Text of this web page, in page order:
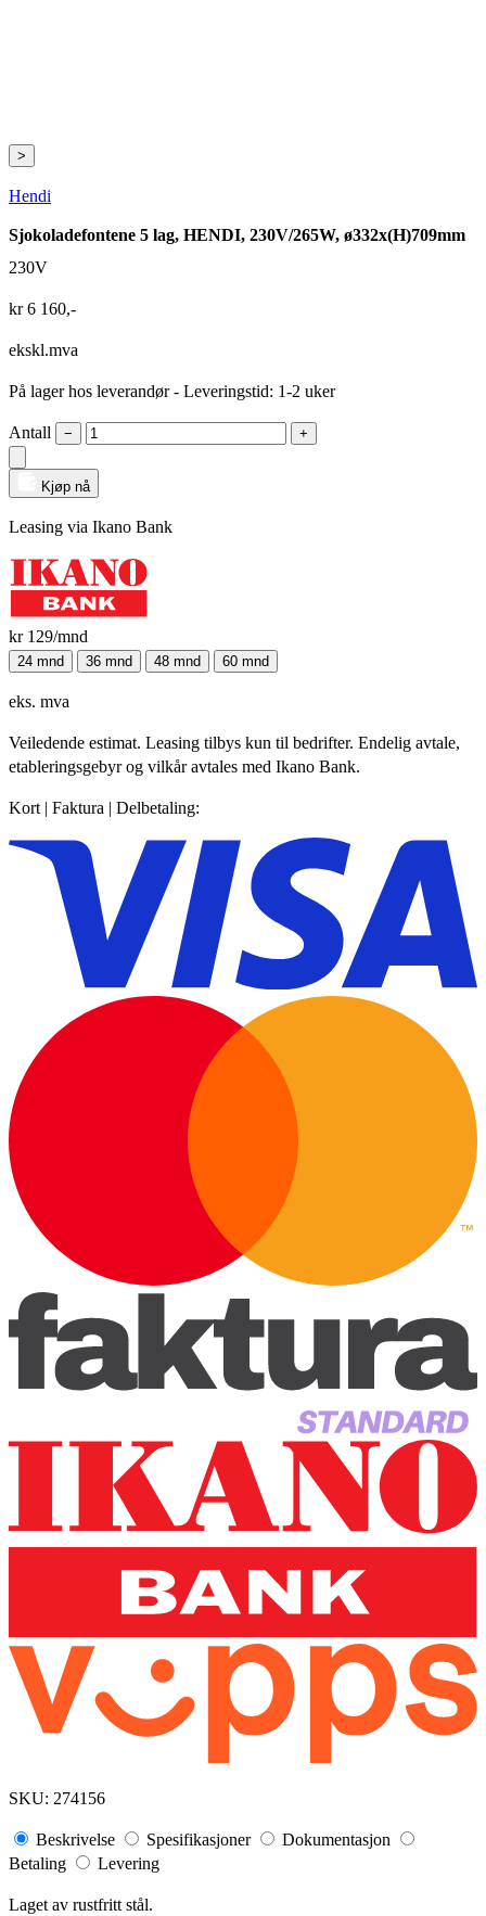
>
Hendi
Sjokoladefontene 5 lag, HENDI, 230V/265W, ø332x(H)709mm
230V
kr6 160,-
ekskl.mva
På lager hos leverandør- Leveringstid: 1-2 uker
Antall − +
Kjøp nå
Leasing via Ikano Bank
kr 129/mnd
24 mnd 36 mnd 48 mnd 60 mnd
eks. mva
Veiledende estimat. Leasing tilbys kun til bedrifter. Endelig avtale,
etableringsgebyr og vilkår avtales med Ikano Bank.
Kort | Faktura | Delbetaling:
SKU: 274156
Beskrivelse Spesifikasjoner
Dokumentasjon
Betaling
Levering
Laget av rustfritt stål.